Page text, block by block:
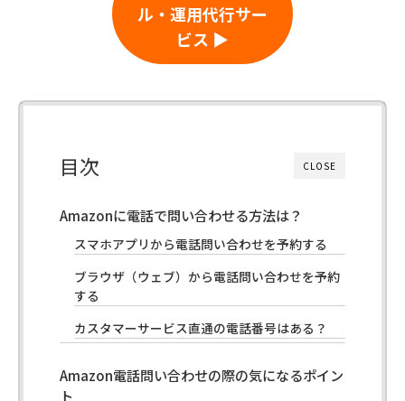
ル・運用代行サー
ビス ▶
CLOSE
目次
Amazonに電話で問い合わせる方法は？
スマホアプリから電話問い合わせを予約する
ブラウザ（ウェブ）から電話問い合わせを予約
する
カスタマーサービス直通の電話番号はある？
Amazon電話問い合わせの際の気になるポイン
ト